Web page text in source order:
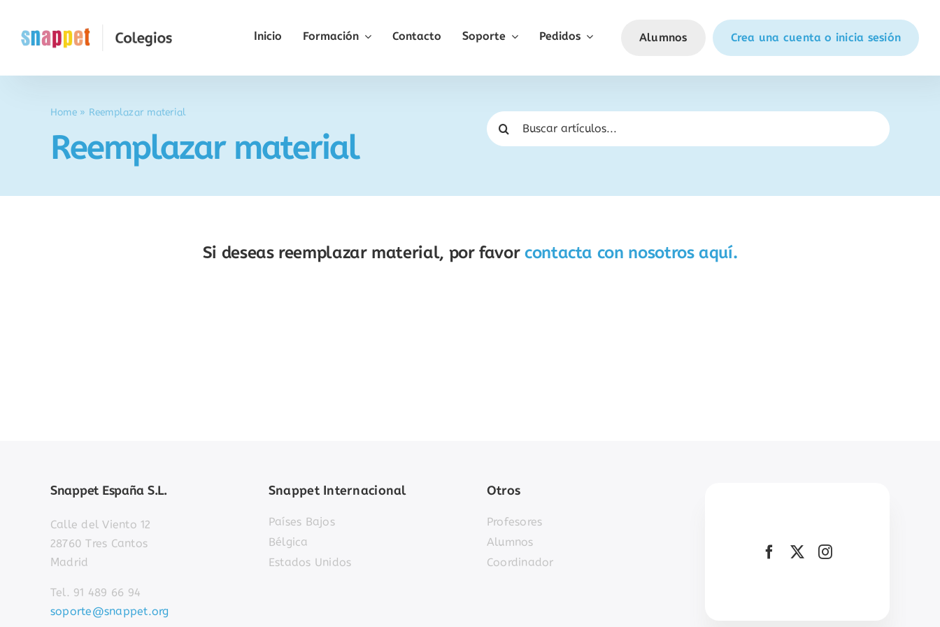
contenido
Inicio Formación Contacto Soporte Pedidos Alumnos Crea una cuenta o inicia sesión
Home» Reemplazar material
Reemplazar material
Buscar:
Si deseas reemplazar material, por favorcontacta con nosotros aquí.
Snappet España S.L.
Calle del Viento 12
28760 Tres Cantos
Madrid
Tel. 91 489 66 94
soporte@snappet.org
Snappet Internacional
Países Bajos
Bélgica
Estados Unidos
Otros
Profesores
Alumnos
Coordinador